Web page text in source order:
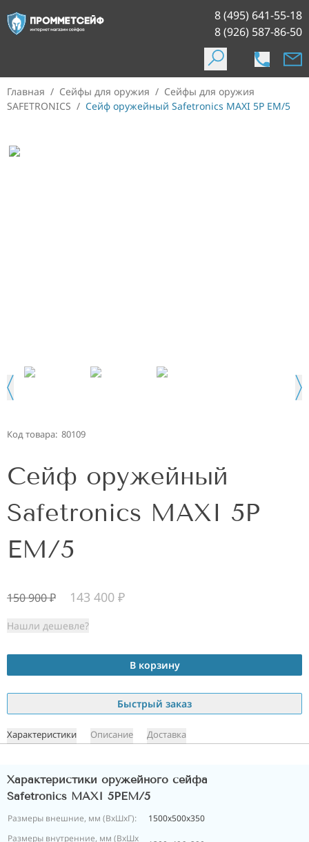
8 (495) 641-55-18
8 (926) 587-86-50
Главная / Сейфы для оружия / Сейфы для оружия
SAFETRONICS / Сейф оружейный Safetronics MAXI 5P ЕM/5
Код товара: 80109
Сейф оружейный
Safetronics MAXI 5P
ЕM/5
150 900₽ 143 400 ₽
Нашли дешевле?
В корзину
Быстрый заказ
Характеристики Описание Доставка
Характеристики оружейного сейфа
Safetronics MAXI 5PEM/5
Размеры внешние, мм (ВхШхГ):
1500x500x350
Размеры внутренние, мм (ВхШх